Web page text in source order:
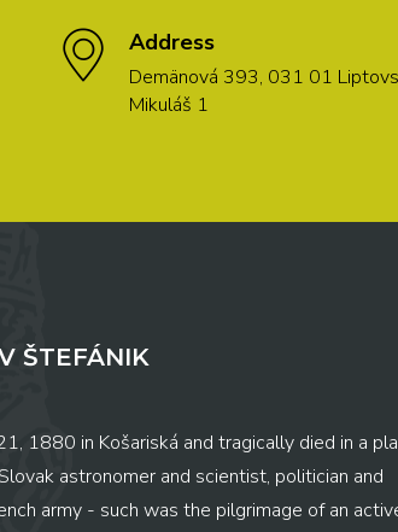
Address
Demänová 393, 031 01
Mikuláš 1
ŠTEFÁNIK
1880 in Košariská and tragically died in a
astronomer and scientist, politician and
army - such was the pilgrimage of an